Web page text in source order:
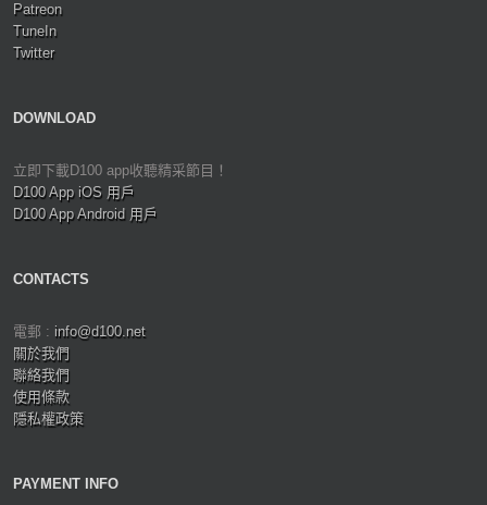
Patreon
TuneIn
Twitter
DOWNLOAD
立即下載D100 app收聽精采節目！
D100 App iOS 用戶
D100 App Android 用戶
CONTACTS
電郵 : info@d100.net
關於我們
聯絡我們
使用條款
隱私權政策
PAYMENT INFO